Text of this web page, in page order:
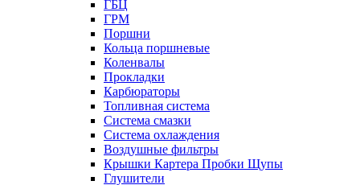
ГБЦ
ГРМ
Поршни
Кольца поршневые
Коленвалы
Прокладки
Карбюраторы
Топливная система
Система смазки
Система охлаждения
Воздушные фильтры
Крышки Картера Пробки Щупы
Глушители